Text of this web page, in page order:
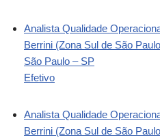
Analista Qualidade
Berrini (Zona Sul de São
São Paulo – SP
Efetivo
Analista Qualidade
Berrini (Zona Sul de São